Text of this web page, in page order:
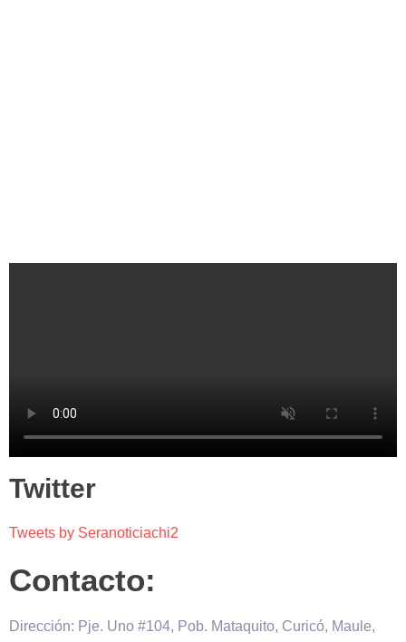
Twitter
Tweets by Seranoticiachi2
Contacto:
Dirección: Pje. Uno #104, Pob. Mataquito, Curicó, Maule,